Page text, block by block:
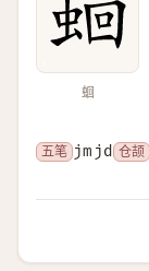
蛔
五笔 jmjd 仓颉